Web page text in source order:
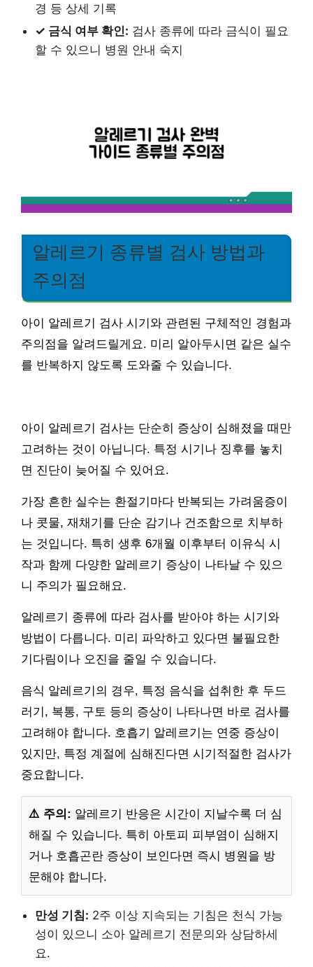
경 등 상세 기록
✓ 금식 여부 확인: 검사 종류에 따라 금식이 필요
할 수 있으니 병원 안내 숙지
알레르기 종류별 검사 방법과
주의점
아이 알레르기 검사 시기와 관련된 구체적인 경험과
주의점을 알려드릴게요. 미리 알아두시면 같은 실수
를 반복하지 않도록 도와줄 수 있습니다.
아이 알레르기 검사는 단순히 증상이 심해졌을 때만
고려하는 것이 아닙니다. 특정 시기나 징후를 놓치
면 진단이 늦어질 수 있어요.
가장 흔한 실수는 환절기마다 반복되는 가려움증이
나 콧물, 재채기를 단순 감기나 건조함으로 치부하
는 것입니다. 특히 생후 6개월 이후부터 이유식 시
작과 함께 다양한 알레르기 증상이 나타날 수 있으
니 주의가 필요해요.
알레르기 종류에 따라 검사를 받아야 하는 시기와
방법이 다릅니다. 미리 파악하고 있다면 불필요한
기다림이나 오진을 줄일 수 있습니다.
음식 알레르기의 경우, 특정 음식을 섭취한 후 두드
러기, 복통, 구토 등의 증상이 나타나면 바로 검사를
고려해야 합니다. 호흡기 알레르기는 연중 증상이
있지만, 특정 계절에 심해진다면 시기적절한 검사가
중요합니다.
⚠️ 주의: 알레르기 반응은 시간이 지날수록 더 심
해질 수 있습니다. 특히 아토피 피부염이 심해지
거나 호흡곤란 증상이 보인다면 즉시 병원을 방
문해야 합니다.
만성 기침: 2주 이상 지속되는 기침은 천식 가능
성이 있으니 소아 알레르기 전문의와 상담하세
요.